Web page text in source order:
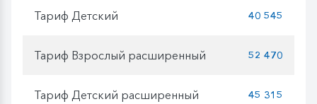
Тариф Детский 40 545
Тариф Взрослый расширенный 52 470
Тариф Детский расширенный 45 315